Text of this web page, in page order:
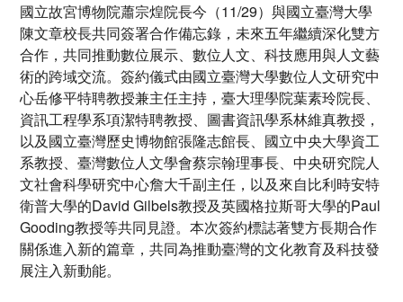
國立故宮博物院蕭宗煌院長今（11/29）與國立臺灣大學
陳文章校長共同簽署合作備忘錄，未來五年繼續深化雙方
合作，共同推動數位展示、數位人文、科技應用與人文藝
術的跨域交流。簽約儀式由國立臺灣大學數位人文研究中
心岳修平特聘教授兼主任主持，臺大理學院葉素玲院長、
資訊工程學系項潔特聘教授、圖書資訊學系林維真教授，
以及國立臺灣歷史博物館張隆志館長、國立中央大學資工
系教授、臺灣數位人文學會蔡宗翰理事長、中央研究院人
文社會科學研究中心詹大千副主任，以及來自比利時安特
衛普大學的David Gilbels教授及英國格拉斯哥大學的Paul
Gooding教授等共同見證。本次簽約標誌著雙方長期合作
關係進入新的篇章，共同為推動臺灣的文化教育及科技發
展注入新動能。